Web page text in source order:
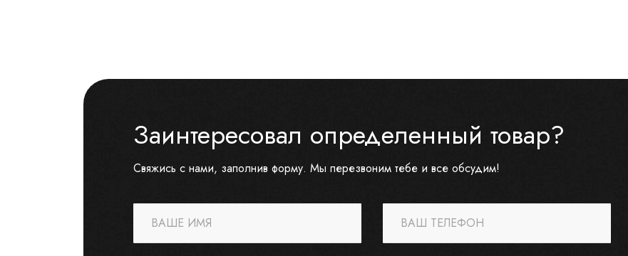
Заинтересовал определенный товар?
Свяжись с нами, заполнив форму. Мы перезвоним тебе и все обсудим!
ВАШЕ ИМЯ ВАШ ТЕЛЕФОН